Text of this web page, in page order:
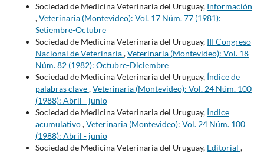
Sociedad de Medicina Veterinaria del Uruguay, Información
,Veterinaria (Montevideo): Vol. 17 Núm. 77 (1981):
Setiembre-Octubre
Sociedad de Medicina Veterinaria del Uruguay, III Congreso
Nacional de Veterinaria,Veterinaria (Montevideo): Vol. 18
Núm. 82 (1982): Octubre-Diciembre
Sociedad de Medicina Veterinaria del Uruguay, Índice de
palabras clave,Veterinaria (Montevideo): Vol. 24 Núm. 100
(1988): Abril - junio
Sociedad de Medicina Veterinaria del Uruguay, Índice
acumulativo,Veterinaria (Montevideo): Vol. 24 Núm. 100
(1988): Abril - junio
Sociedad de Medicina Veterinaria del Uruguay, Editorial ,